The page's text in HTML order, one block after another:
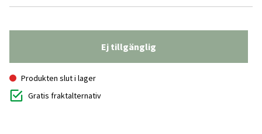
Ej tillgänglig
Produkten slut i lager
Gratis fraktalternativ